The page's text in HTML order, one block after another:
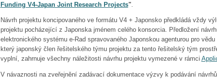
Funding V4-Japan Joint Research Projects".
Návrh projektu koncipovaného ve formátu V4 + Japonsko předkládá vždy
projektu pocházející z Japonska jménem celého konsorcia. Předložení
elektronického systému e-Rad spravovaného Japonskou agenturou pro
který japonský člen řešitelského týmu projektu za tento řešitelský tým
vyplní, zahrnuje všechny náležitosti návrhu projektu vymezené v rámci
V návaznosti na zveřejnění zadávací dokumentace výzvy k podávání